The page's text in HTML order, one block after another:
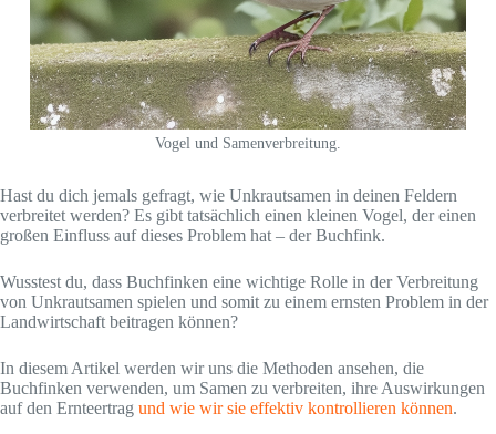
Vogel und Samenverbreitung.
Hast du dich jemals gefragt, wie Unkrautsamen in deinen Feldern
verbreitet werden? Es gibt tatsächlich einen kleinen Vogel, der einen
großen Einfluss auf dieses Problem hat – der Buchfink.
Wusstest du, dass Buchfinken eine wichtige Rolle in der Verbreitung
von Unkrautsamen spielen und somit zu einem ernsten Problem in der
Landwirtschaft beitragen können?
In diesem Artikel werden wir uns die Methoden ansehen, die
Buchfinken verwenden, um Samen zu verbreiten, ihre Auswirkungen
auf den Ernteertrag und wie wir sie effektiv kontrollieren können.